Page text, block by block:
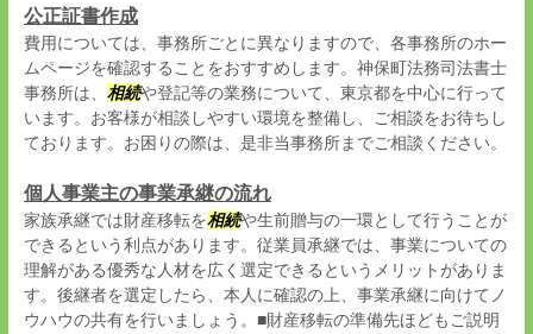
公正証書作成
費用については、事務所ごとに異なりますので、各事務所のホー
ムページを確認することをおすすめします。神保町法務司法書士
事務所は、 相続や登記等の業務について、東京都を中心に行って
います。お客様が相談しやすい環境を整備し、ご相談をお待ちし
ております。お困りの際は、是非当事務所までご相談ください。
個人事業主の事業承継の流れ
家族承継では財産移転を相続や生前贈与の一環として行うことが
できるという利点があります。従業員承継では、事業についての
理解がある優秀な人材を広く選定できるというメリットがありま
す。後継者を選定したら、本人に確認の上、事業承継に向けてノ
ウハウの共有を行いましょう。■財産移転の準備先ほどもご説明